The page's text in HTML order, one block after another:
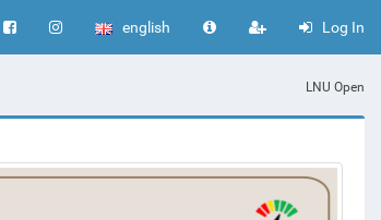
english Log In
LNU Open